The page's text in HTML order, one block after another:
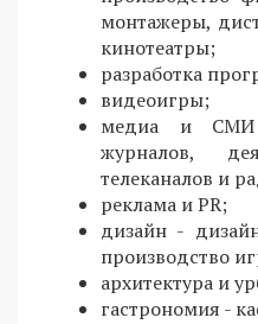
монтажеры,
кинотеатры;
разработка
видеоигры;
медиа и СМИ
журналов,
телеканалов и
реклама и PR;
дизайн -
производство
архитектура и
гастрономия -